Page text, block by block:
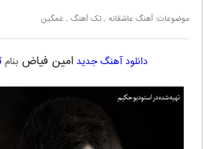
موضوعات:آهنگ عاشقانه ,تک آهنگ ,غمگین
دانلود آهنگ جدید امین فیاض بنام